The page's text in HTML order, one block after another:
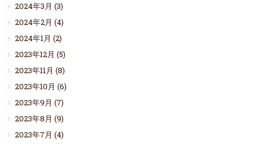
2024年3月 (3)
2024年2月 (4)
2024年1月 (2)
2023年12月 (5)
2023年11月 (8)
2023年10月 (6)
2023年9月 (7)
2023年8月 (9)
2023年7月 (4)